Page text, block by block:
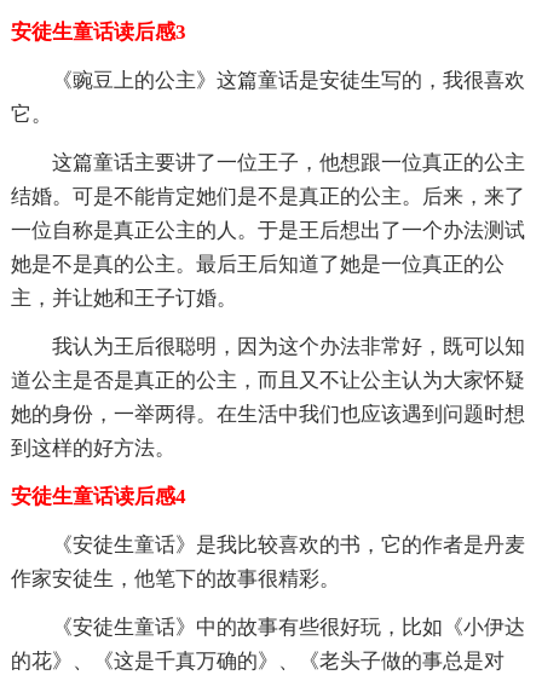
安徒生童话读后感3
《豌豆上的公主》这篇童话是安徒生写的，我很喜欢
它。
这篇童话主要讲了一位王子，他想跟一位真正的公主
结婚。可是不能肯定她们是不是真正的公主。后来，来了
一位自称是真正公主的人。于是王后想出了一个办法测试
她是不是真的公主。最后王后知道了她是一位真正的公
主，并让她和王子订婚。
我认为王后很聪明，因为这个办法非常好，既可以知
道公主是否是真正的公主，而且又不让公主认为大家怀疑
她的身份，一举两得。在生活中我们也应该遇到问题时想
到这样的好方法。
安徒生童话读后感4
《安徒生童话》是我比较喜欢的书，它的作者是丹麦
作家安徒生，他笔下的故事很精彩。
《安徒生童话》中的故事有些很好玩，比如《小伊达
的花》、《这是千真万确的》、《老头子做的事总是对